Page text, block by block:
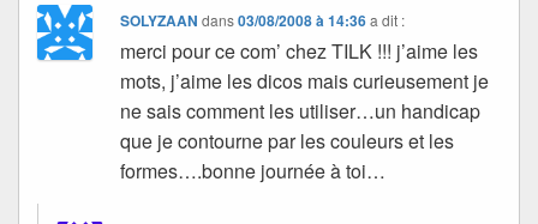
SOLYZAAN dans03/08/2008 à 14:36 a dit :
merci pour ce com’ chez TILK !!! j’aime les
mots, j’aime les dicos mais curieusement je
ne sais comment les utiliser…un handicap
que je contourne par les couleurs et les
formes….bonne journée à toi…